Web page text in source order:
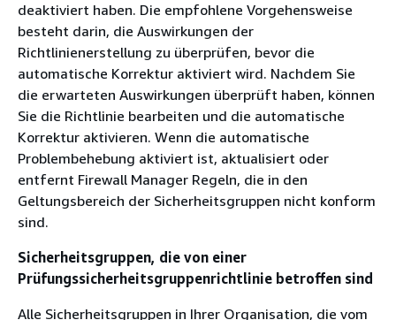
deaktiviert haben. Die empfohlene Vorgehensweise
besteht darin, die Auswirkungen der
Richtlinienerstellung zu überprüfen, bevor die
automatische Korrektur aktiviert wird. Nachdem Sie
die erwarteten Auswirkungen überprüft haben, können
Sie die Richtlinie bearbeiten und die automatische
Korrektur aktivieren. Wenn die automatische
Problembehebung aktiviert ist, aktualisiert oder
entfernt Firewall Manager Regeln, die in den
Geltungsbereich der Sicherheitsgruppen nicht konform
sind.
Sicherheitsgruppen, die von einer
Prüfungssicherheitsgruppenrichtlinie betroffen sind
Alle Sicherheitsgruppen in Ihrer Organisation, die vom